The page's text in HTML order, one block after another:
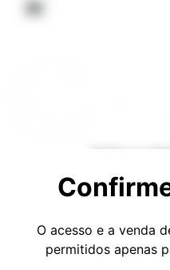
O acesso e a venda
permitidos apenas